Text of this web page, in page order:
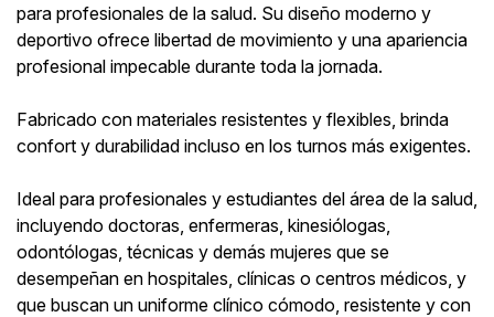
para profesionales de la salud. Su diseño moderno y
deportivo ofrece libertad de movimiento y una apariencia
profesional impecable durante toda la jornada.
Fabricado con materiales resistentes y flexibles, brinda
confort y durabilidad incluso en los turnos más exigentes.
Ideal para profesionales y estudiantes del área de la salud,
incluyendo doctoras, enfermeras, kinesiólogas,
odontólogas, técnicas y demás mujeres que se
desempeñan en hospitales, clínicas o centros médicos, y
que buscan un uniforme clínico cómodo, resistente y con